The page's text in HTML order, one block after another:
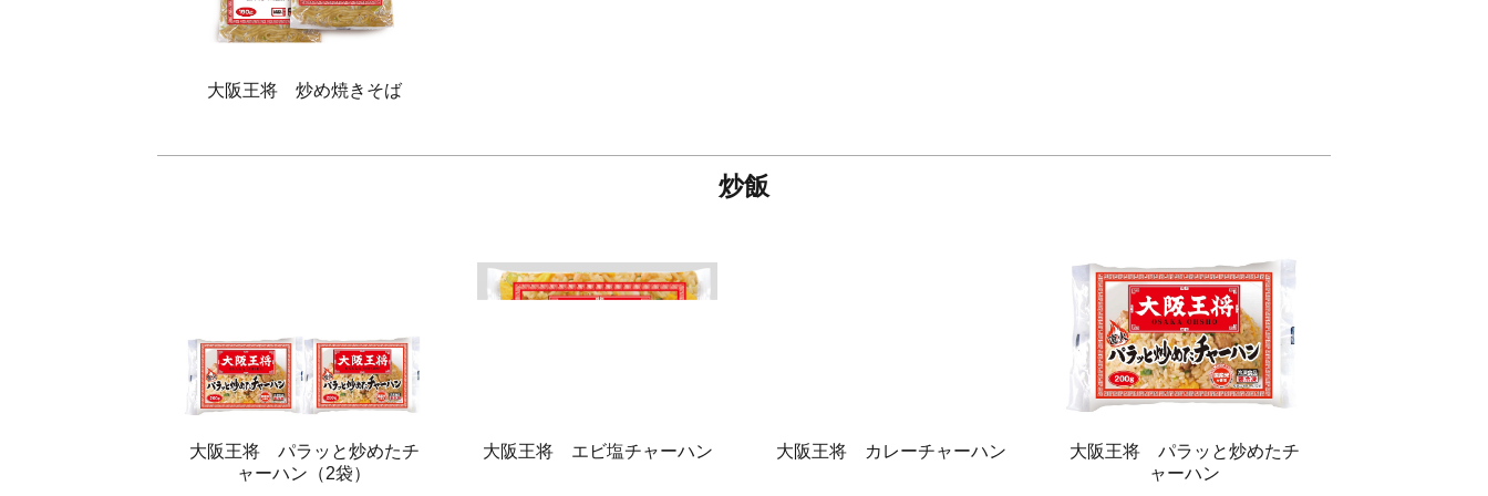
大阪王将 炒め焼きそば
炒飯
大阪王将 パラッと炒めたチ
ャーハン（2袋）
大阪王将 エビ塩チャーハン 大阪王将 カレーチャーハン
大阪王将 パラッと炒めたチ
ャーハン